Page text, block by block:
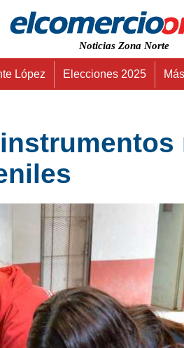
Noticias Zona Norte
López Elecciones 2025 Más